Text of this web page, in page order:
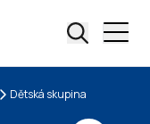
Dětská skupina